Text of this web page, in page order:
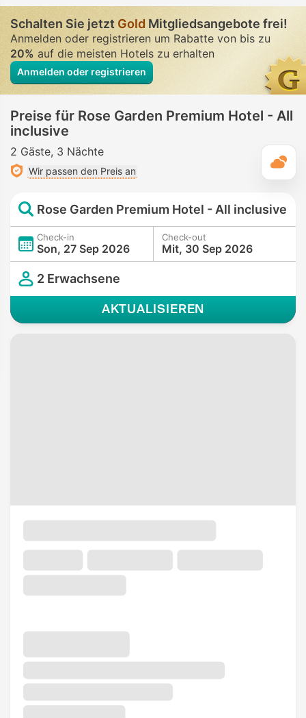
Schalten Sie jetztGold Mitgliedsangebote frei!
Anmelden oder registrieren um Rabatte von bis zu
20%auf die meisten Hotels zu erhalten
Anmelden oder registrieren
Preise für Rose Garden Premium Hotel - All
inclusive
2 Gäste 3 Nächte
Wir passen den Preis an
Rose Garden Premium Hotel - All inclusive
Check-in
Son, 27 Sep 2026
Check-out
Mit, 30 Sep 2026
2 Erwachsene
AKTUALISIEREN